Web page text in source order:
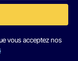
vous acceptez nos